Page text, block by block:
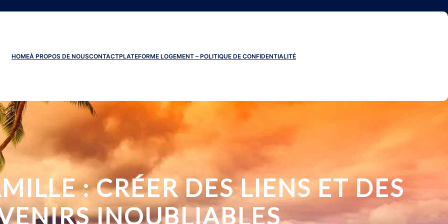
HOMEÀ PROPOS DE NOUSCONTACTPLATEFORME LOGEMENT – POLITIQUE DE CONFIDENTIALITÉ
: CRÉER DES LIENS ET DES
INOUBLIABLES